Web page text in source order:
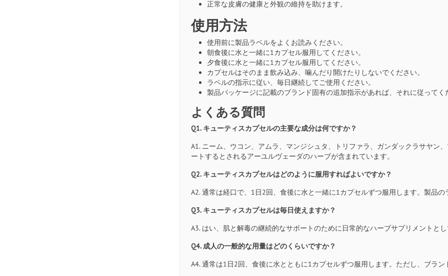
正常な皮膚の健康と外観の維持を助けます。
使用方法
使用前に製品ラベルをよくお読みください。
朝食後に水と一緒に1カプセル服用してください。
夕食後に水と一緒に1カプセル服用してください。
カプセルはそのまま飲み込み、噛んだり開けたりしないでください。
ラベルの指示に従い、毎日継続してご使用ください。
製品パッケージに記載のブランド固有の追加指示があれば、それに従ってく
よくある質問
Q1. キューティスカプセルの主要な成分は何ですか？
A1. ニーム、ウコン、アムラ、マンジシュタ、トリファラ、ガンダックラサヤン
ートするとされるアーユルヴェーダのハーブが含まれています。
Q2. キューティスカプセルはどのように服用すればよいですか？
A2. 通常は経口で、1日2回、食後に水と一緒に1カプセルずつ服用します。製品
Q3. キューティスカプセルは毎日使えますか？
A3. はい、肌と解毒の継続的なサポートのために日常的なハーブサプリメントと
Q4. 成人の一般的な用量はどのくらいですか？
A4. 通常は1日2回、食後に水とともに1カプセルずつ服用します。ただし、ブラ